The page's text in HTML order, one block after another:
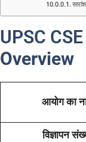
UPSC
Overview
आयोग का
विज्ञापन